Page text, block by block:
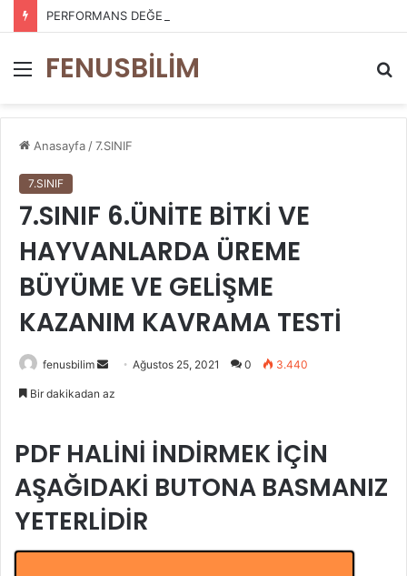
PERFORMANS DEĞERLENDİRME ÖLÇEKLERİ
Menü
FENUSBİLİM
...
Anasayfa /7.SINIF
7.SINIF
7.SINIF 6.ÜNİTE BİTKİ VE
HAYVANLARDA ÜREME
BÜYÜME VE GELİŞME
KAZANIM KAVRAMA TESTİ
fenusbilim
Bir
Ağustos 25, 2021 0 3.440
Bir dakikadan az
PDF HALİNİ İNDİRMEK İÇİN
AŞAĞIDAKİ BUTONA BASMANIZ
YETERLİDİR